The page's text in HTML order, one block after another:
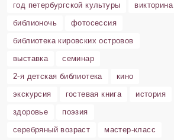
год петербургской культуры
викторина
библионочь
фотосессия
библиотека кировских островов
выставка
семинар
2-я детская библиотека
кино
экскурсия
гостевая книга
история
здоровье
поэзия
серебряный возраст
мастер-класс